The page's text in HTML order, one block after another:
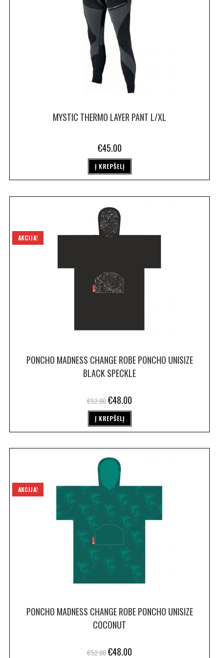
MYSTIC THERMO LAYER PANT L/XL
€45.00
Į KREPŠELĮ
AKCIJA!
PONCHO MADNESS CHANGE ROBE PONCHO UNISIZE
BLACK SPECKLE
€52.00€48.00
Į KREPŠELĮ
AKCIJA!
PONCHO MADNESS CHANGE ROBE PONCHO UNISIZE
COCONUT
€52.00€48.00